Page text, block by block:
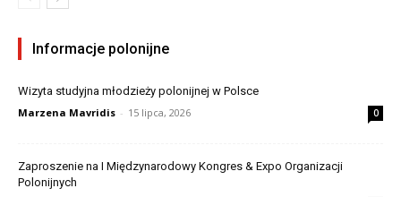
Informacje polonijne
Wizyta studyjna młodzieży polonijnej w Polsce
Marzena Mavridis - 15 lipca, 2026 0
Zaproszenie na I Międzynarodowy Kongres & Expo Organizacji
Polonijnych